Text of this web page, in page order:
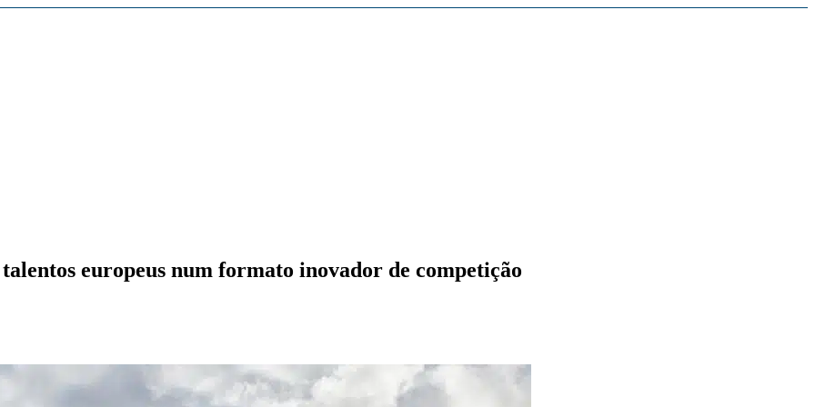
europeus num formato inovador de competição